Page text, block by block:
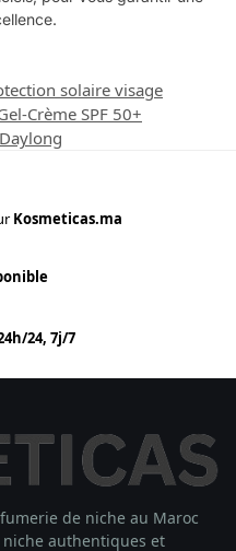
solaire visage
Crème SPF 50+
Daylong
Kosmeticas.ma
24, 7j/7
de niche au Maroc
authentiques et